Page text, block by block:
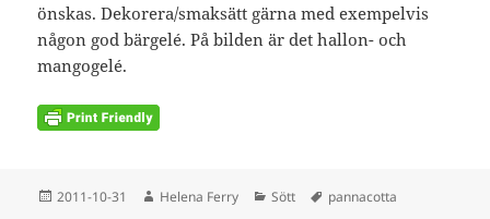
önskas. Dekorera/smaksätt gärna med exempelvis
någon god bärgelé. På bilden är det hallon- och
mangogelé.
Postat
2011-10-31 Författare
Helena Ferry Kategorier
Sött Taggar
pannacotta